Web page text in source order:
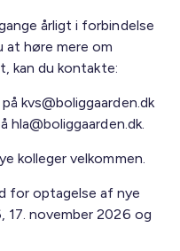
årligt i forbindelse
at høre mere om
kan du kontakte:
kvs@boliggaarden.dk
hla@boliggaarden.dk.
kolleger velkommen.
for optagelse af nye
17. november 2026 og